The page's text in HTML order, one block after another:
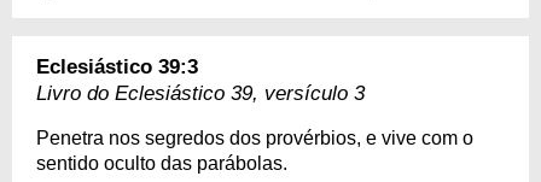
Eclesiástico 39:3
Livro do Eclesiástico 39, versículo 3
Penetra nos segredos dos provérbios, e vive com o
sentido oculto das parábolas.